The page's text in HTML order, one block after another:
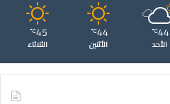
44
℃
الأحد
44
℃
الأثنين
45
℃
الثلاثاء